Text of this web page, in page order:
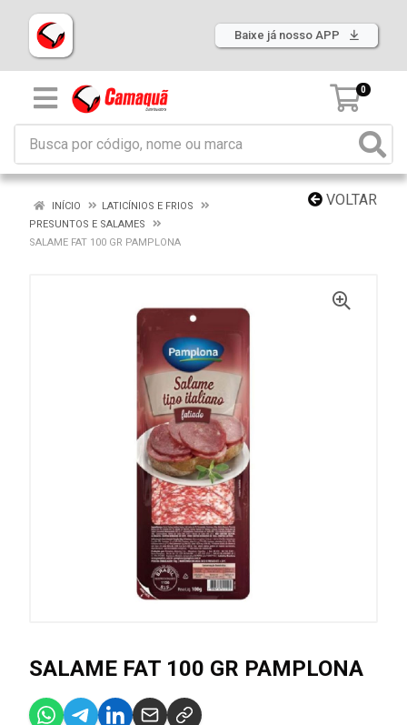
Baixe já nosso APP
0
VOLTAR
INÍCIO
LATICÍNIOS E FRIOS
PRESUNTOS E SALAMES
SALAME FAT 100 GR PAMPLONA
SALAME FAT 100 GR PAMPLONA